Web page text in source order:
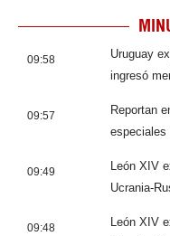
09:58
Uruguay
ingresó
09:57
Reportan
especiales
09:49
León XIV
Ucrania-
09:48
León XIV